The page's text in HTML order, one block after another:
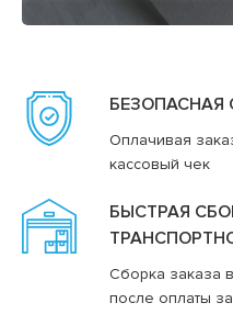
БЕЗОПАСНАЯ
Оплачивая
кассовый чек
БЫСТРАЯ
Сборка заказа
после оплаты